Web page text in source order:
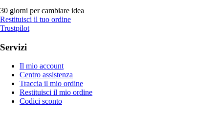
30 giorni per cambiare idea
Restituisci il tuo ordine
Trustpilot
Servizi
Il mio account
Centro assistenza
Traccia il mio ordine
Restituisci il mio ordine
Codici sconto